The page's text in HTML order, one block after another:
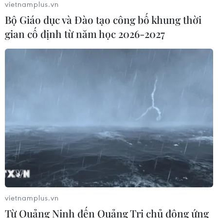
30/07/2026 08:15
Trao tặng 10 gia đình khó khăn điều
trị vô sinh hiếm muộn miễn phí 100%
CƠ QUAN CHỦ QUẢN: THÔNG TẤN XÃ VIỆT NAM
Tổng Biên tập: TRẦN TIẾN DUẨN
Phó Tổng Biên tập: NGUYỄN THỊ TÁM, KHÚC THANH
vietnamplus.vn
Bộ Giáo dục và Đào tạo công bố khung thời
gian cố định từ năm học 2026-2027
vietnamplus.vn
Từ Quảng Ninh đến Quảng Trị chủ động ứng